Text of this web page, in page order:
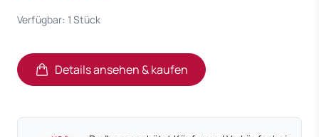
Verfügbar: 1 Stück
Details ansehen & kaufen
(öffnet in neuem Tab)
(öffnet in neuem Tab)